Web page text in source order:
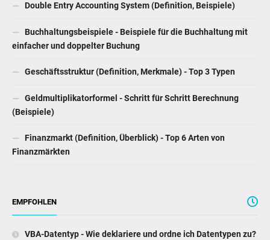
Double Entry Accounting System (Definition, Beispiele)
Buchhaltungsbeispiele - Beispiele für die Buchhaltung mit
einfacher und doppelter Buchung
Geschäftsstruktur (Definition, Merkmale) - Top 3 Typen
Geldmultiplikatorformel - Schritt für Schritt Berechnung
(Beispiele)
Finanzmarkt (Definition, Überblick) - Top 6 Arten von
Finanzmärkten
EMPFOHLEN
VBA-Datentyp - Wie deklariere und ordne ich Datentypen zu?